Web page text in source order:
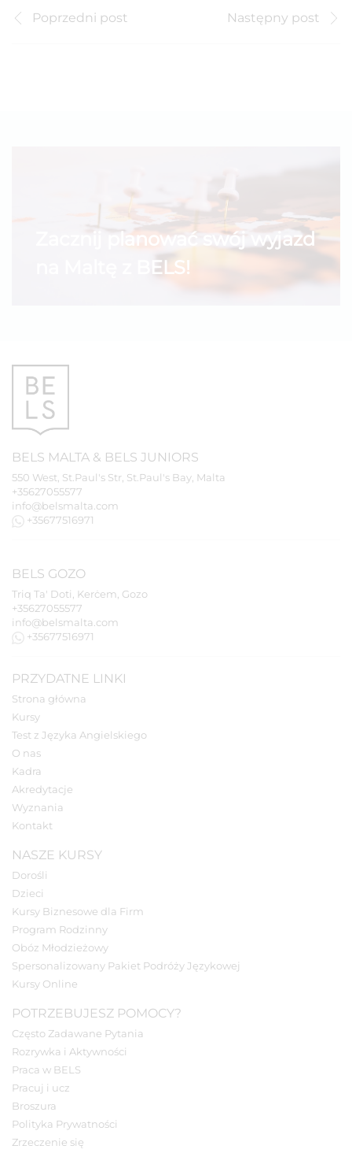
Poprzedni post Następny post
Zacznij planować swój wyjazd
na Maltę z BELS!
BELS MALTA & BELS JUNIORS
550 West, St.Paul's Str, St.Paul's Bay, Malta
+35627055577
info@belsmalta.com
+35677516971
BELS GOZO
Triq Ta' Doti, Kerċem, Gozo
+35627055577
info@belsmalta.com
+35677516971
PRZYDATNE LINKI
Strona główna
Kursy
Test z Języka Angielskiego
O nas
Kadra
Akredytacje
Wyznania
Kontakt
NASZE KURSY
Dorośli
Dzieci
Kursy Biznesowe dla Firm
Program Rodzinny
Obóz Młodzieżowy
Spersonalizowany Pakiet Podróży Językowej
Kursy Online
POTRZEBUJESZ POMOCY?
Często Zadawane Pytania
Rozrywka i Aktywności
Praca w BELS
Pracuj i ucz
Broszura
Polityka Prywatności
Zrzeczenie się